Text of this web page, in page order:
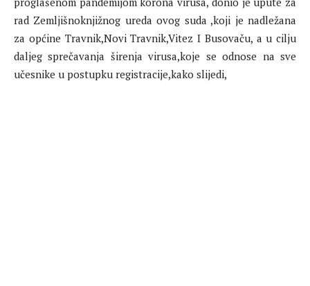
rad Zemljišnoknjižnog ureda ovog suda ,koji je nadležana
za općine Travnik,Novi Travnik,Vitez I Busovaču, a u cilju
daljeg sprečavanja širenja virusa,koje se odnose na sve
učesnike u postupku registracije,kako slijedi,